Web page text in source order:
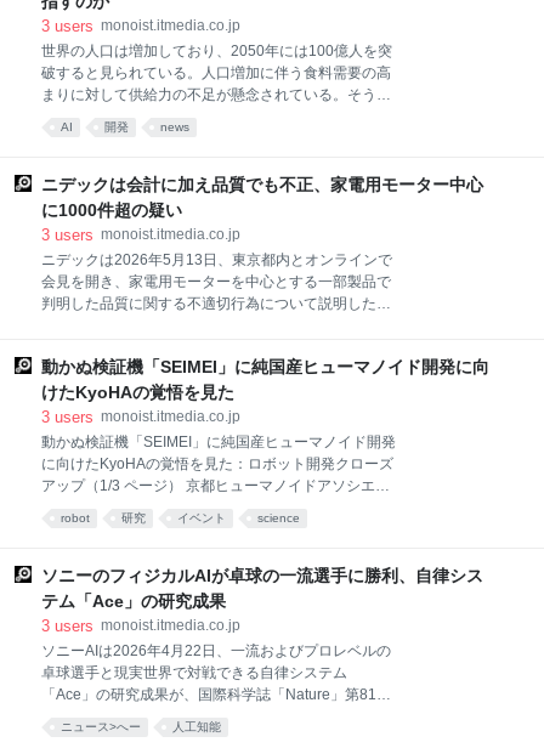
研究拠点「PLAY D
「イチから全部作ってみよう」というシリーズを始め
ア開発の最初から最後まで、すなわち、要求仕様の定
義、設計書の作成、コーディング、デバッグ、テス
ト、保守までの「開発フェーズ」の全プロセスを具体
的に理解、経験することを目的にしています。 興味が
3 users monoist.itmedia.co.jp
世界の人口は増加しており、2050年には100億人を突
破すると見られている。人口増加に伴う食料需要の高
まりに対して供給力の不足が懸念されている。そうし
ーラーなどのFA技術を活用した“アグリオートメーショ
た。 進む農地の大規模化、オムロンがFA技術で挑
む“農業オートメーション” 日本など一部先進国で人口
減少が進む一方で、世界全体では人口が増加してお
人口増加に伴う食料需要の高まりに対して、農業従事
者の不足などにより、供給力に対する懸念が生じてい
る。 国内では、農業従事者の高齢化、後継者不足によ
模化が進む中で広大な農地を管理する人材不足が拡大
している。気候変動に伴って頻発する自然災害も、作
物に深刻な影
AI 開発 news
ニデックは会計に加え品質でも不正、家電用モーター中心
に1000件超の疑い
3 users monoist.itmedia.co.jp
ニデックは2026年5月13日、東京都内とオンラインで
会見を開き、家電用モーターを中心とする一部製品で
判明した品質に関する不適切行為について説明した。
日から実施した品質総点検に対して、既に1000件以上
の品質不適切行為の疑いが確認されているという。会
見同日に開催した取締役会で、この品質問題の事実関
係や原因の究明、改善策の検討を目的とする調査委員
会の設置を決議した。調査委員会による調査は2026年
8月末をめどに完了する予定だ。 ニデック 代表取締役
る当社グループの根幹であり、今回の問題は極めて重
配とご迷惑をお掛けしていることを心より深くおわび
申し上げる。顧客に対しては、順次連絡と説明をし
動かぬ検証機「SEIMEI」に純国産ヒューマノイド開発に向
けたKyoHAの覚悟を見た
3 users monoist.itmedia.co.jp
動かぬ検証機「SEIMEI」に純国産ヒューマノイド開発
に向けたKyoHAの覚悟を見た：ロボット開発クローズ
アップ（1/3 ページ） 京都ヒューマノイドアソシエー
ション（KyoHA）が純国産ヒューマノイドの検証機
「SEIMEI」を公開した。足首パーツの破損で動的デモ
状をさらけ出したところにKyoHAの純国産ヒューマノ
イド開発に向けた覚悟が見えた。 2026年4月28日、平
安神宮会館（京都市左京区）。新緑に包まれた歴史あ
ジが刻まれた。京都ヒューマノイドアソシエーション
（KyoHA）が、企画／設計／開発、そして構成部品の
全てを国内で完結させることを目指す「純国産ヒュー
マノイド」の検証機を初めて報道陣に公開したのだ。
robot 研究 イベント science
ソニーのフィジカルAIが卓球の一流選手に勝利、自律シス
テム「Ace」の研究成果
3 users monoist.itmedia.co.jp
ソニーAIは2026年4月22日、一流およびプロレベルの
卓球選手と現実世界で対戦できる自律システム
「Ace」の研究成果が、国際科学誌「Nature」第8110
号に掲載されたと発表した。 Aceは、ソニー独自のセ
ンサー技術と強化学習、精密なハードウェアを統合し
ニュース>へー 人工知能